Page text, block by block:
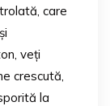
care
veți
crescută,
la